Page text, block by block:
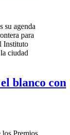
blanco con